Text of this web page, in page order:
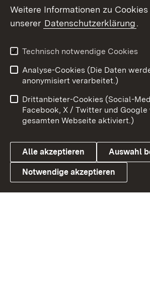
X / Twitter
Youtube
Link zum Landesportal
Impressum
Kontakt
Barrierefreiheit
Cookies
Weitere Informationen zu
unserer Datenschutzerklärung.
Technisch notwendige Cookies
Analyse-Cookies (Die Daten
anonymisiert verarbeitet.)
Drittanbieter-Cookies (Social-
Facebook, X / Twitter und
gesamten Webseite aktiviert.)
Alle akzeptieren Auswahl
Notwendige akzeptieren